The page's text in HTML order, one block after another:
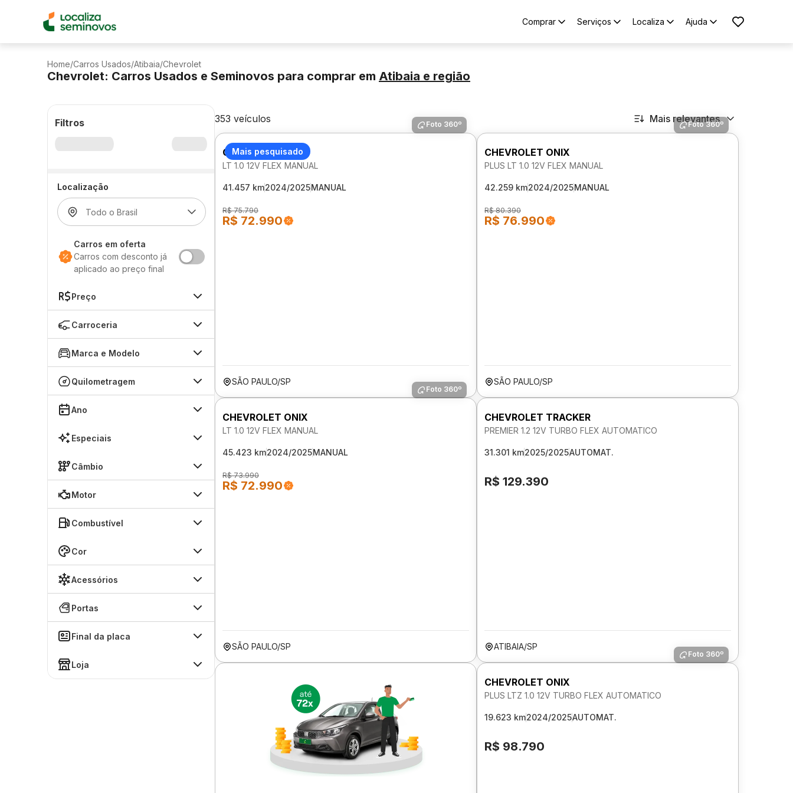
Comprar Serviços Localiza Ajuda
Home/Carros Usados/Atibaia/Chevrolet
Chevrolet: Carros Usados e Seminovos para comprar em Atibaia e região
Filtros
Localização
Carros em oferta
Carros com desconto já
aplicado ao preço final
Preço
Carroceria
Marca e Modelo
Quilometragem
Ano
Especiais
Câmbio
Motor
Combustível
Cor
Acessórios
Portas
Final da placa
Loja
353 veículos Mais relevantes
Mais pesquisado
Foto 360º
CHEVROLET ONIX
LT 1.0 12V FLEX MANUAL
41.457 km2024/2025MANUAL
R$ 75.790
R$ 72.990
SÃO PAULO/SP
Foto 360º
CHEVROLET ONIX
PLUS LT 1.0 12V FLEX MANUAL
42.259 km2024/2025MANUAL
R$ 80.390
R$ 76.990
SÃO PAULO/SP
Foto 360º
CHEVROLET ONIX
LT 1.0 12V FLEX MANUAL
45.423 km2024/2025MANUAL
R$ 73.990
R$ 72.990
SÃO PAULO/SP
CHEVROLET TRACKER
PREMIER 1.2 12V TURBO FLEX AUTOMATICO
31.301 km2025/2025AUTOMAT.
R$ 129.390
ATIBAIA/SP
Foto 360º
CHEVROLET ONIX
PLUS LTZ 1.0 12V TURBO FLEX AUTOMATICO
19.623 km2024/2025AUTOMAT.
R$ 98.790